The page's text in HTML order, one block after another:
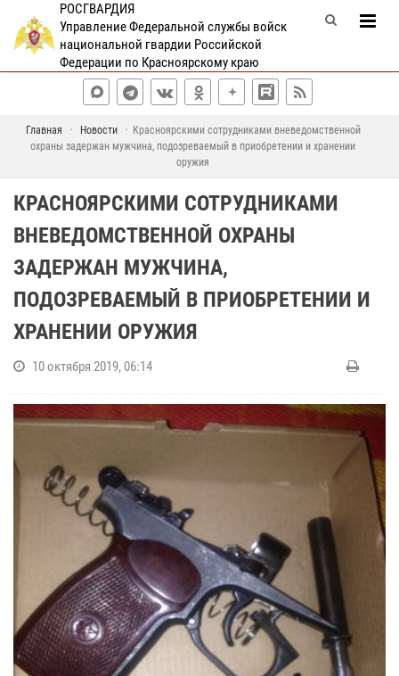
РОСГВАРДИЯ
Управление Федеральной службы войск
национальной гвардии Российской
Федерации по Красноярскому краю
Главная Новости
Красноярскими сотрудниками вневедомственной
охраны задержан мужчина, подозреваемый в приобретении и хранении
оружия
КРАСНОЯРСКИМИ СОТРУДНИКАМИ
ВНЕВЕДОМСТВЕННОЙ ОХРАНЫ
ЗАДЕРЖАН МУЖЧИНА,
ПОДОЗРЕВАЕМЫЙ В ПРИОБРЕТЕНИИ И
ХРАНЕНИИ ОРУЖИЯ
10 октября 2019, 06:14